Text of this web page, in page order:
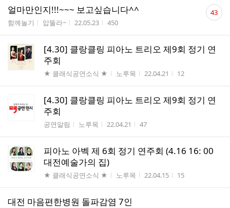
얼마만인지!!!~~~ 보고싶습니다^^
게시판명
함께놀기 작성자
압뚤라~ 작성시간
22.05.23 조회수
450
댓
글43
[4.30] 클랑클링 피아노 트리오 제9회 정기 연
주회
게시판명
★ 클래식공연소식 ★ 작성자
노루목 작성시간
22.04.21 조회수
12
[4.30] 클랑클링 피아노 트리오 제9회 정기 연
주회
게시판명
공연알림 작성자
노루목 작성시간
22.04.21 조회수
47
피아노 아벡 제 6회 정기 연주회 (4.16 16: 00
대전예술가의 집)
게시판명
★ 클래식공연소식 ★ 작성자
노루목 작성시간
22.04.15 조회수
15
대전 마음편한병원 돌파감염 7인